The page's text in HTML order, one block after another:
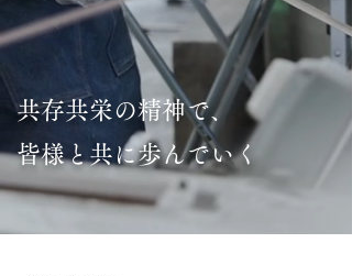
共存共栄の精神で、
皆様と共に歩んでいく